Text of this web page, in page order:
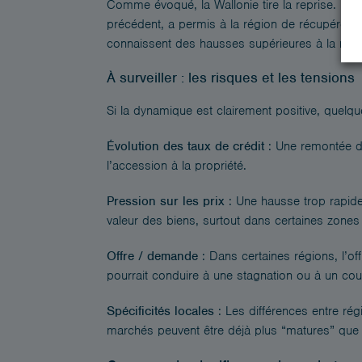
Comme évoqué, la Wallonie tire la reprise.
précédent, a permis à la région de récupérer.
connaissent des hausses supérieures à la
À surveiller : les risques et les tensions
Si la dynamique est clairement positive,
Évolution des taux de crédit : Une remontée
l’accession à la propriété.
Pression sur les prix : Une hausse trop
valeur des biens, surtout dans certaines
Offre / demande : Dans certaines régions,
pourrait conduire à une stagnation ou à un
Spécificités locales : Les différences entre
marchés peuvent être déjà plus “matures” que